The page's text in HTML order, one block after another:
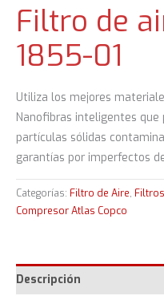
Filtro de
1855-01
Utiliza los mejores
Nanofibras inteligentes
partículas sólidas
garantías por imperfectos
Categorías: Filtro de Aire,
Compresor Atlas Copco
Descripción